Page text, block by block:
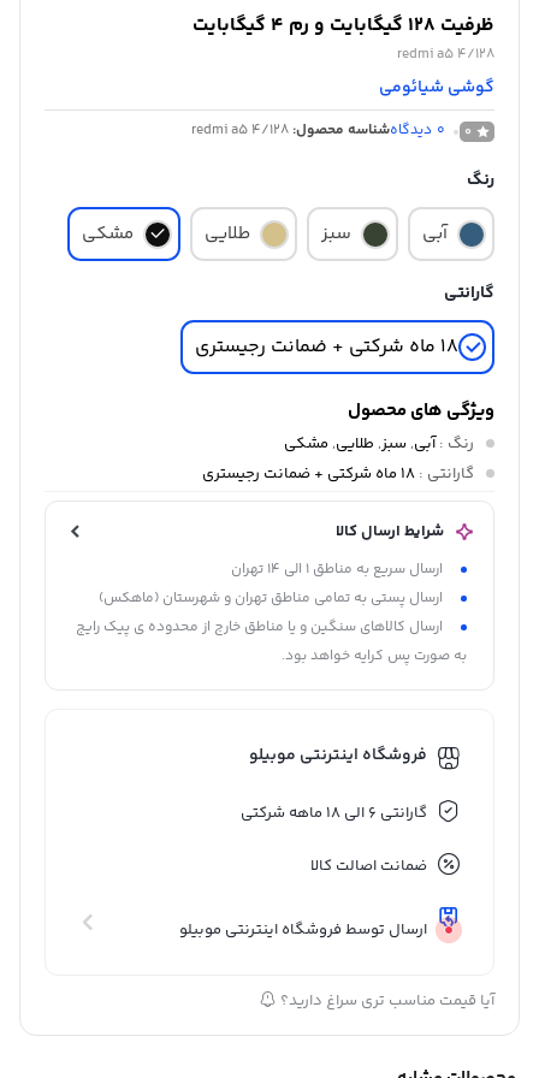
ظرفیت 128 گیگابایت و رم 4 گیگابایت
redmi a5 4/128
گوشی شیائومی
0
0 دیدگاهشناسه محصول: redmi a5 4/128
رنگ
آبی سبز طلایی مشکی
گارانتی
18 ماه شرکتی + ضمانت رجیستری
ویژگی های محصول
رنگ :آبی, سبز, طلایی, مشکی
گارانتی : 18 ماه شرکتی + ضمانت رجیستری
شرایط ارسال کالا
ارسال سریع به مناطق 1 الی 14 تهران
ارسال پستی به تمامی مناطق تهران و شهرستان (ماهکس)
ارسال کالاهای سنگین و یا مناطق خارج از محدوده ی پیک رایج
به صورت پس کرایه خواهد بود.
فروشگاه اینترنتی موبیلو
گارانتی 6 الی 18 ماهه شرکتی
ضمانت اصالت کالا
ارسال توسط فروشگاه اینترنتی موبیلو
آیا قیمت مناسب تری سراغ دارید؟